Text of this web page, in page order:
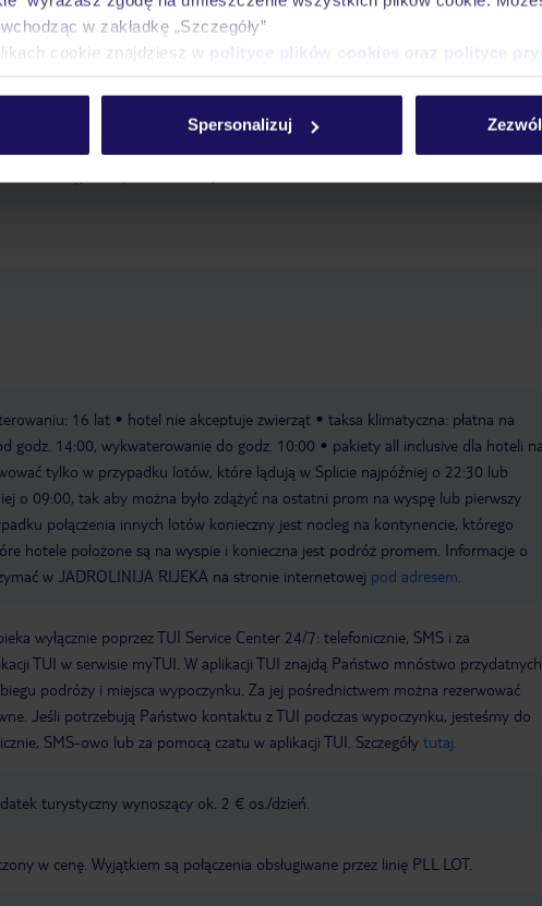
w zakładkę „Szczegóły”
cookie znajdziesz w polityce plików cookies oraz polityce
Spersonalizuj
„Zabiegi spa”: od 16 lat, w zależności od sezonu Masaże
taras na dachu, taras
pralnia: za
16 lat hotel nie akceptuje zwierząt
taksa klimatyczna: płatna na
godz. 14:00, wykwaterowanie do godz. 10:00
pakiety all inclusive dla hoteli na
tylko w przypadku lotów, które lądują w Splicie najpóźniej o 22:30 lub
o 09:00, tak aby można było zdążyć na ostatni prom na wyspę lub pierwszy
połączenia innych lotów konieczny jest nocleg na kontynencie, którego
hotele położone są na wyspie i konieczna jest podróż promem. Informacje o
w JADROLINIJA RIJEKA na stronie internetowej pod adresem
wyłącznie poprzez TUI Service Center 24/7: telefonicznie, SMS i za
TUI w serwisie myTUI. W aplikacji TUI znajdą Państwo mnóstwo przydatnych
podróży i miejsca wypoczynku. Za jej pośrednictwem można rezerwować
Jeśli potrzebują Państwo kontaktu z TUI podczas wypoczynku, jesteśmy do
SMS-owo lub za pomocą czatu w aplikacji TUI. Szczegóły tutaj
turystyczny wynoszący ok. 2 € os./dzień.
w cenę. Wyjątkiem są połączenia obsługiwane przez linię PLL LOT.